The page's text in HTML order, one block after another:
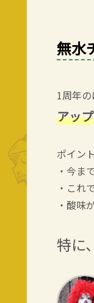
無水
1周年
アップ
ポイン
・今ま
・これ
・酸味
特に